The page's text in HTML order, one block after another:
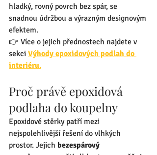
hladký, rovný povrch bez spár, se
snadnou údržbou a výrazným designovým
efektem.
👉 Více o jejich přednostech najdete v
sekci Výhody epoxidových podlah do
interiéru.
Proč právě epoxidová
podlaha do koupelny
Epoxidové stěrky patří mezi
nejspolehlivější řešení do vlhkých
prostor. Jejich bezespárový